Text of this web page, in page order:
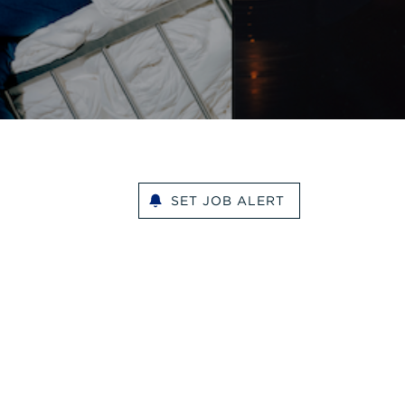
SET JOB ALERT